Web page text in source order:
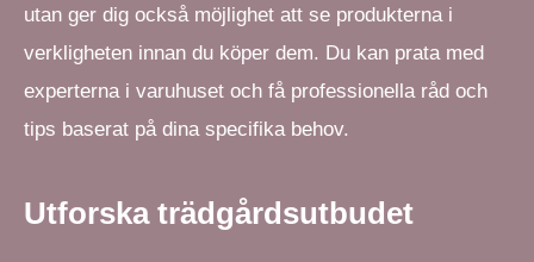
utan ger dig också möjlighet att se produkterna i
verkligheten innan du köper dem. Du kan prata med
experterna i varuhuset och få professionella råd och
tips baserat på dina specifika behov.
Utforska trädgårdsutbudet